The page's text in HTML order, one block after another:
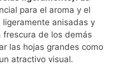
para el aroma y el
ligeramente anisadas y
frescura de los demás
las hojas grandes como
atractivo visual.